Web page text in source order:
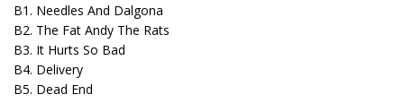
B1. Needles And Dalgona
B2. The Fat Andy The Rats
B3. It Hurts So Bad
B4. Delivery
B5. Dead End